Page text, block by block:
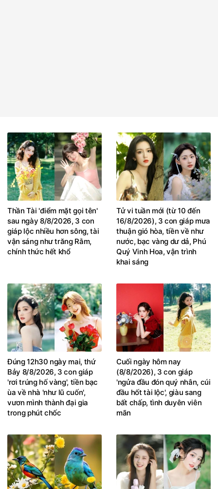
Thần Tài 'điểm mặt gọi tên'
sau ngày 8/8/2026, 3 con
giáp lộc nhiều hơn sông, tài
vận sáng như trăng Rằm,
chính thức hết khổ
Tử vi tuần mới (từ 10 đến
16/8/2026), 3 con giáp mưa
thuận gió hòa, tiền về như
nước, bạc vàng dư dả, Phú
Quý Vinh Hoa, vận trình
khai sáng
Đúng 12h30 ngày mai, thứ
Bảy 8/8/2026, 3 con giáp
'rơi trúng hố vàng', tiền bạc
ùa về nhà 'như lũ cuốn',
vươn mình thành đại gia
trong phút chốc
Cuối ngày hôm nay
(8/8/2026), 3 con giáp
'ngửa đầu đón quý nhân, cúi
đầu hốt tài lộc', giàu sang
bất chấp, tình duyên viên
mãn